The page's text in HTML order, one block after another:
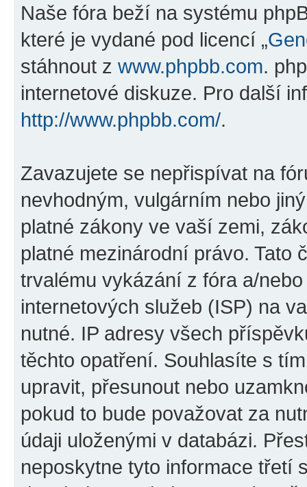
Naše fóra beží na systému
které je vydané pod licencí „
stáhnout z www.phpbb.com.
internetové diskuze. Pro další
http://www.phpbb.com/.
Zavazujete se nepřispívat na
nevhodným, vulgárním nebo
platné zákony ve vaší zemi,
platné mezinárodní právo. Tato
trvalému vykázání z fóra a/
internetových služeb (ISP) na
nutné. IP adresy všech
těchto opatření. Souhlasíte s
upravit, přesunout nebo
pokud to bude považovat za
údaji uloženými v databázi.
neposkytne tyto informace třetí